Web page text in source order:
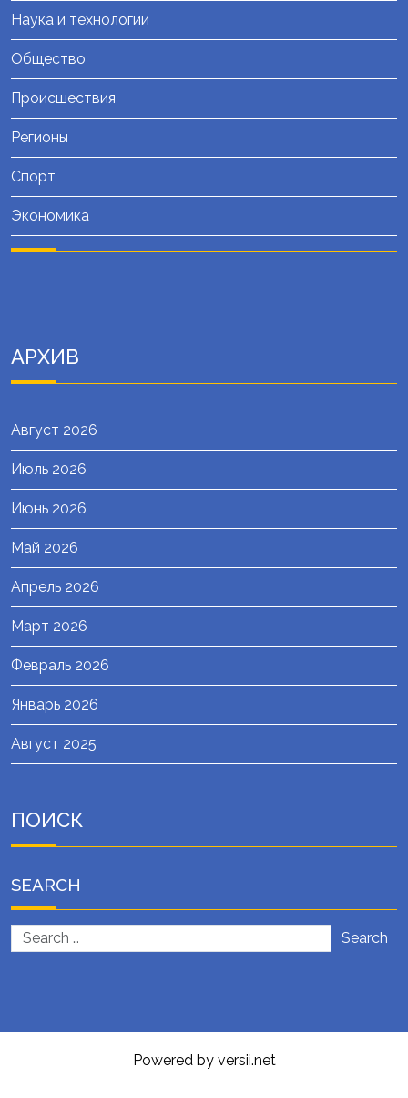
Наука и технологии
Общество
Происшествия
Регионы
Спорт
Экономика
АРХИВ
Август 2026
Июль 2026
Июнь 2026
Май 2026
Апрель 2026
Март 2026
Февраль 2026
Январь 2026
Август 2025
ПОИСК
SEARCH
Search
Powered by versii.net